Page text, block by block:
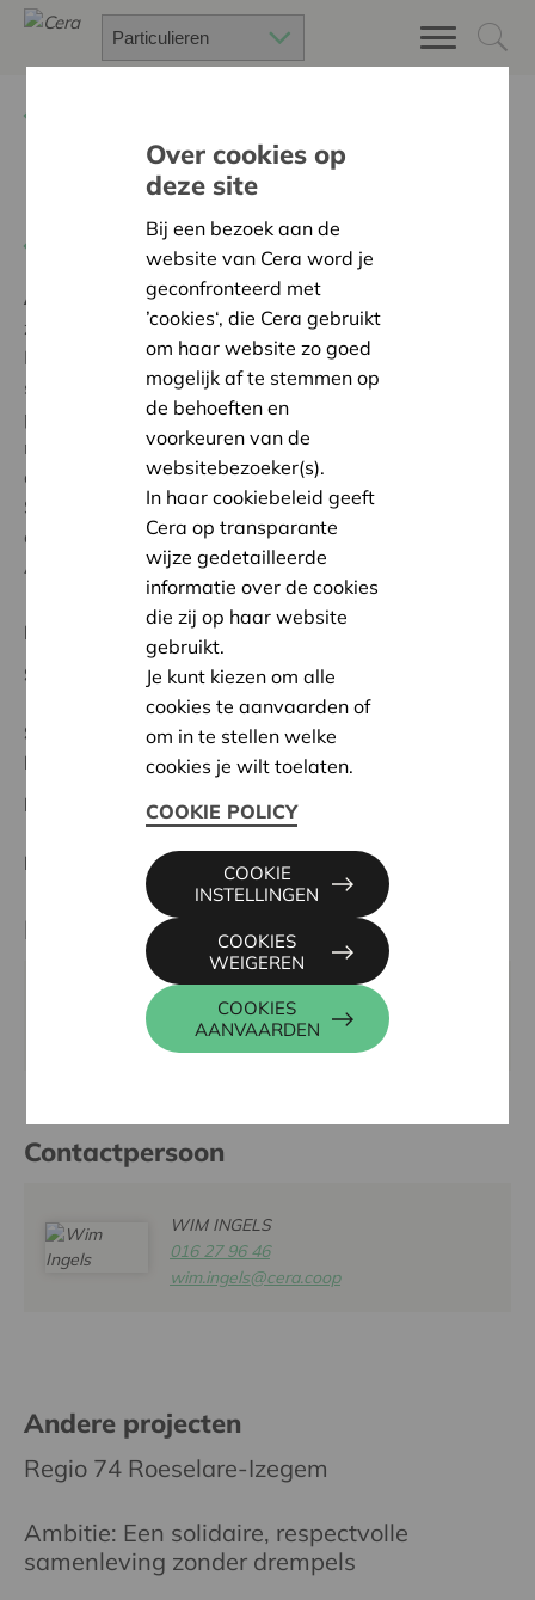
Kassa op wieltjes
Terug naar overzicht
Ambitie:
Een solidaire, respectvolle samenleving
zonder drempels
Dankzij de financiële steun van CERA konden wij een
supermarktweegschaal kopen. Dankzij de grote
productfoto's en de touchscreen kunnen al onze
medewerkers met een beperking zelfstandig wegen
en de klanten bedienen in onze buurtwinkel. Dichter.
Samen. Anders. zijn onze kernwoorden. Ontmoeting is
de rode draad in (het dagcentrum) DC De Companie.
Altijd iemand in de buurt bij ons.'
Regionaal Project
Startdatum:
02/10/2023
Status:
Volledig
Roeselare-Izegem
Datum:
02/10/2023
Beslissing: Goedgekeurd
Partner
DC DE COMPANIE, HEIRWEG 124, 8800 ROESELARE
www.dcdecompanie.be
Contactpersoon
WIM INGELS
016 27 96 46
wim.ingels@cera.coop
Andere projecten
Regio 74 Roeselare-Izegem
Ambitie: Een solidaire, respectvolle
samenleving zonder drempels
Over cookies op
deze site
Bij een bezoek aan de
website van Cera word je
geconfronteerd met
’cookies‘, die Cera gebruikt
om haar website zo goed
mogelijk af te stemmen op
de behoeften en
voorkeuren van de
websitebezoeker(s).
In haar cookiebeleid geeft
Cera op transparante
wijze gedetailleerde
informatie over de cookies
die zij op haar website
gebruikt.
Je kunt kiezen om alle
cookies te aanvaarden of
om in te stellen welke
cookies je wilt toelaten.
COOKIE POLICY
COOKIES
AANVAARDEN
COOKIES
WEIGEREN
COOKIE
INSTELLINGEN